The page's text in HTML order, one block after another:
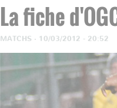
La fiche
MATCHS · 10/03/2012 - 20:52